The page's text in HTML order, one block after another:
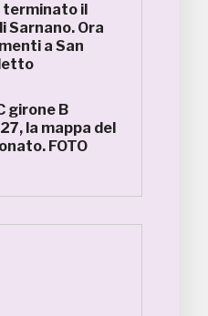
terminato il
Sarnano. Ora
a San
girone B
la mappa del
FOTO